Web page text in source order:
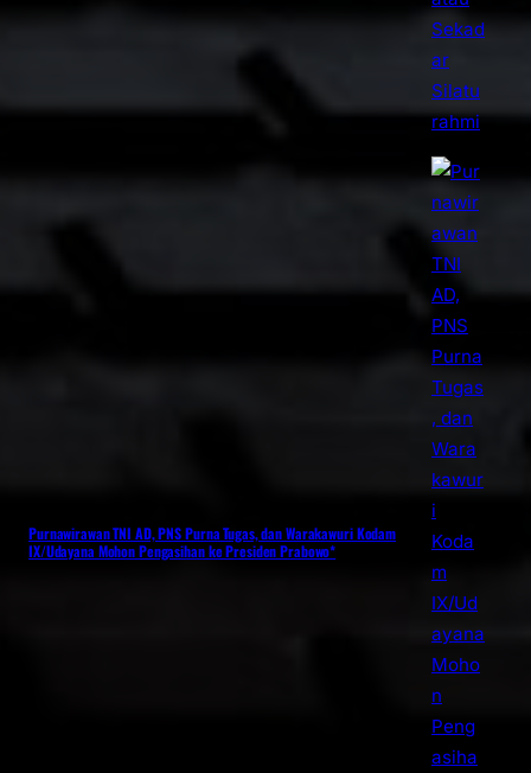
Purnawirawan TNI AD, PNS Purna Tugas, dan Warakawuri Kodam
IX/Udayana Mohon Pengasihan ke Presiden Prabowo*